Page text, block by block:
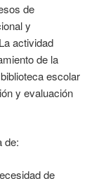
de
y
actividad
de la
escolar
y evaluación
de:
de